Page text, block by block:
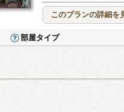
部屋タイプ